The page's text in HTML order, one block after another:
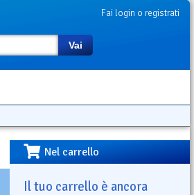
Fai login o registrati
Vai
Nel carrello
Il tuo carrello è ancora